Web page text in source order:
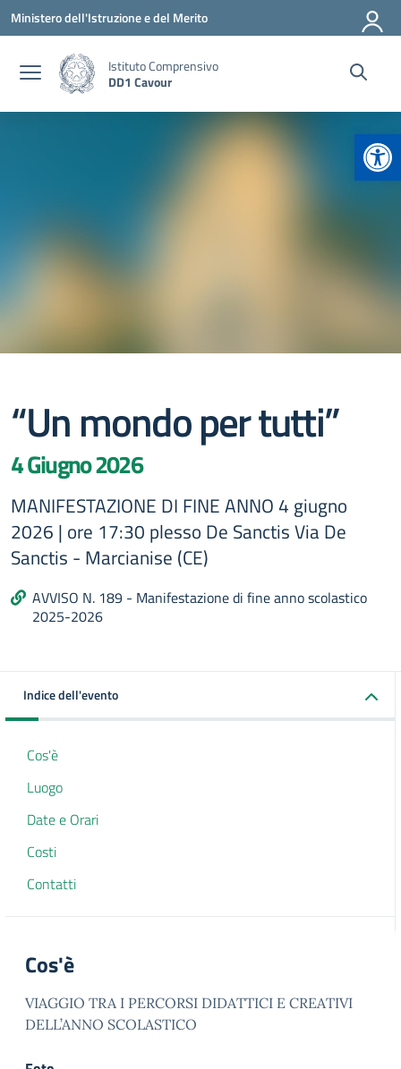
Vai ai contenuti
Vai al menu di navigazione
Vai al footer
Ministero dell'Istruzione e del Merito
Istituto Comprensivo
DD1 Cavour
“Un mondo per tutti”
4 Giugno 2026
MANIFESTAZIONE DI FINE ANNO 4 giugno
2026 | ore 17:30 plesso De Sanctis Via De
Sanctis - Marcianise (CE)
AVVISO N. 189 - Manifestazione di fine anno scolastico
2025-2026
Indice dell'evento
Cos'è
Luogo
Date e Orari
Costi
Contatti
Cos'è
VIAGGIO TRA I PERCORSI DIDATTICI E CREATIVI
DELL’ANNO SCOLASTICO